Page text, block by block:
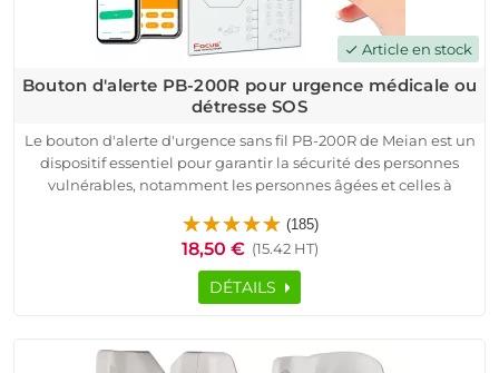
check Article en stock
Bouton d'alerte PB-200R pour urgence médicale ou
détresse SOS
Le bouton d'alerte d'urgence sans fil PB-200R de Meian est un
dispositif essentiel pour garantir la sécurité des personnes
vulnérables, notamment les personnes âgées et celles à
médicale ou d'agression, ce bouton est facile à installer, grâce
à sa connectivité fiable avec la centrale d'alarme.
Il fonctionne sur une fréquence de 433 MHz ou 868 MHz et est
équipé de la technologie anti-piratage pour une protection
sonore ou prévient les contacts enregistrés.
(185)
18,50 € (15.42 HT)
DÉTAILS